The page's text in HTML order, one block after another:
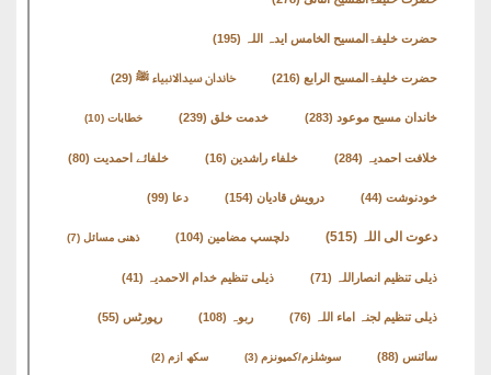
حضرت خلیفۃالمسیح الخامس ایدہ اللہ (195)
حضرت خلیفۃالمسیح الرابع (216) خاندان سیدالانبیاء ﷺ (29)
خاندان مسیح موعود (283) خدمت خلق (239) خطابات (10)
خلافت احمدیہ (284) خلفاء راشدین (16) خلفائے احمدیت (80)
خودنوشت (44) درویش قادیان (154) دعا (99)
دعوت الی اللہ (515) دلچسپ مضامین (104) ذھنی مسائل (7)
ذیلی تنظیم انصاراللہ (71) ذیلی تنظیم خدام الاحمدیہ (41)
ذیلی تنظیم لجنہ اماء اللہ (76) ربوہ (108) رپورٹس (55)
سائنس (88) سوشلزم/کمیونزم (3) سکھ ازم (2)